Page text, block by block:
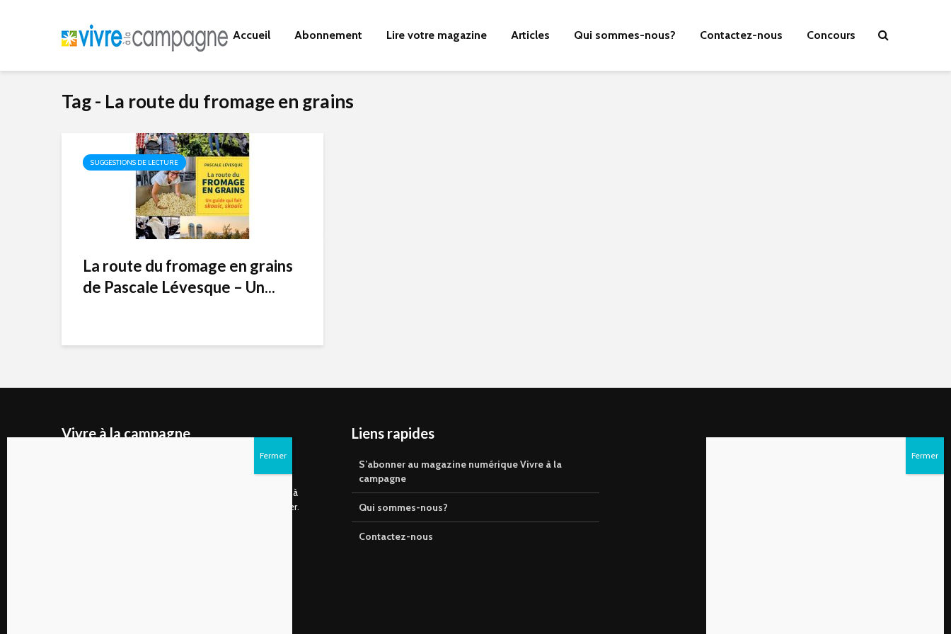
Accueil Abonnement Lire votre magazine Articles Qui sommes-nous? Contactez-nous Concours
Tag - La route du fromage en grains
SUGGESTIONS DE LECTURE
La route du fromage en grains
de Pascale Lévesque – Un...
Vivre à la campagne
magazine numérique publié deux fois par année qui
s’adresse d’abord aux gens de plus en plus nombreux à
choisir de vivre à la campagne ou à rêver de s’y installer.
Liens rapides
S’abonner au magazine numérique Vivre à la
campagne
Qui sommes-nous?
Contactez-nous